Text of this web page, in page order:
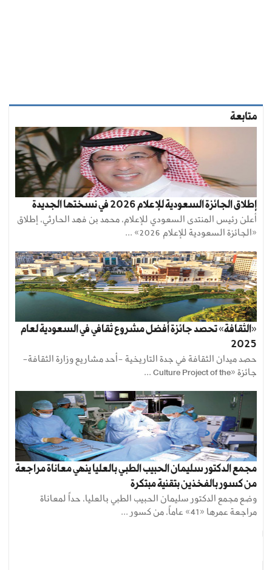
متابعة
إطلاق الجائزة السعودية للإعلام 2026 في نسختها الجديدة
أعلن رئيس المنتدى السعودي للإعلام، محمد بن فهد الحارثي، إطلاق
«الجائزة السعودية للإعلام 2026» ...
«الثقافة» تحصد جائزة أفضل مشروع ثقافي في السعودية لعام
2025
حصد ميدان الثقافة في جدة التاريخية -أحد مشاريع وزارة الثقافة-
جائزة «Culture Project of the ...
مجمع الدكتور سليمان الحبيب الطبي بالعليا ينهي معاناة مراجعة
من كسور بالفخذين بتقنية مبتكرة
وضع مجمع الدكتور سليمان الحبيب الطبي بالعليا، حداً لمعاناة
مراجعة عمرها «41» عاماً، من كسور ...